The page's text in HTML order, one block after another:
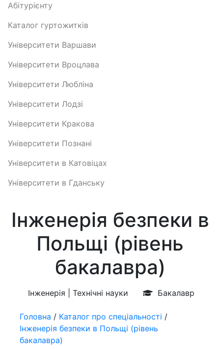
Абітурієнту
Каталог гуртожитків
Університети Варшави
Університети Вроцлава
Університети Любліна
Університети Лодзі
Університети Кракова
Університети Познані
Університети в Катовіцах
Університети в Гданську
Інженерія безпеки в
Польщі (рівень
бакалавра)
Інженерія | Технічні науки Бакалавр
Головна / Каталог про спеціальності /
Інженерія безпеки в Польщі (рівень
бакалавра)